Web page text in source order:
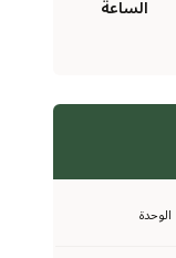
الساعة
الوحدة